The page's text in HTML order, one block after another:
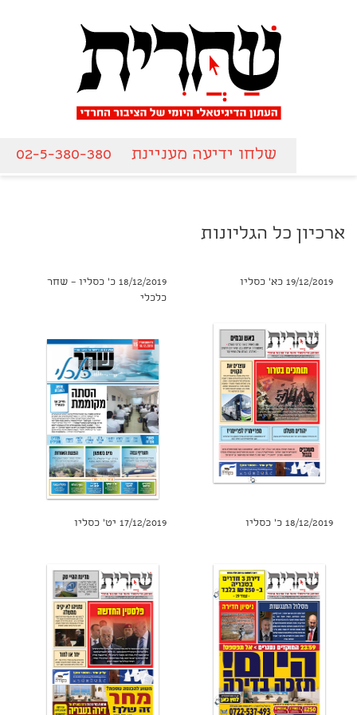
שלחו ידיעה מעניינת 02-5-380-380
ארכיון כל הגליונות
19/12/2019 כא' כסליו
18/12/2019 כ' כסליו – שחר
כלכלי
18/12/2019 כ' כסליו 17/12/2019 יט' כסליו